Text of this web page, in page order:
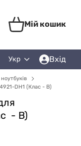
Мій кошик
Укр Вхід
DH1 (Клас - B)
- B)